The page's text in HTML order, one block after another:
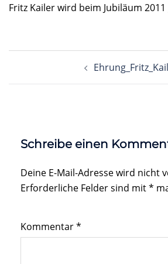
Fritz Kailer wird beim Jubiläum
Schreibe einen
Deine E-Mail-Adresse wird nicht
Erforderliche Felder sind mit*
Kommentar*